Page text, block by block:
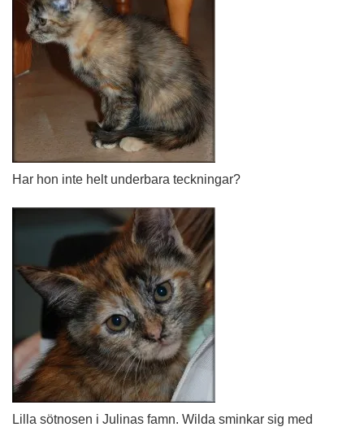
Har hon inte helt underbara teckningar?
Lilla sötnosen i Julinas famn. Wilda sminkar sig med